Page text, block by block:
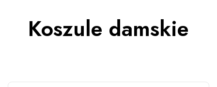
Koszule damskie